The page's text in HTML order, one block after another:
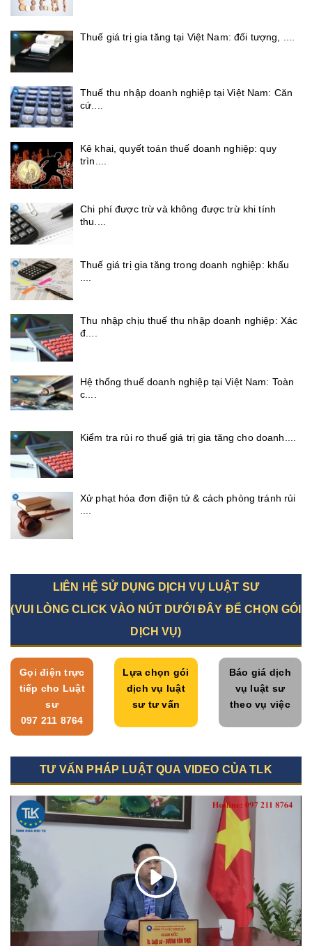
Thuế giá trị gia tăng tại Việt Nam: đối tượng, ....
Thuế thu nhập doanh nghiệp tại Việt Nam: Căn
cứ....
Kê khai, quyết toán thuế doanh nghiệp: quy
trìn....
Chi phí được trừ và không được trừ khi tính
thu....
Thuế giá trị gia tăng trong doanh nghiệp: khấu
....
Thu nhập chịu thuế thu nhập doanh nghiệp: Xác
đ....
Hệ thống thuế doanh nghiệp tại Việt Nam: Toàn
c....
Kiểm tra rủi ro thuế giá trị gia tăng cho doanh....
Xử phạt hóa đơn điện tử & cách phòng tránh rủi
....
LIÊN HỆ SỬ DỤNG DỊCH VỤ LUẬT SƯ
(VUI LÒNG CLICK VÀO NÚT DƯỚI ĐÂY ĐỂ CHỌN GÓI
DỊCH VỤ)
Gọi điện trực
tiếp cho Luật
sư
097 211 8764
Lựa chọn gói
dịch vụ luật
sư tư vấn
Báo giá dịch
vụ luật sư
theo vụ việc
TƯ VẤN PHÁP LUẬT QUA VIDEO CỦA TLK